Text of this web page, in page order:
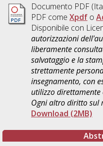
Documento PDF
PDF come Xpdfo
Disponibile con
autorizzazioni
liberamente
salvataggio e la
strettamente
insegnamento, con
utilizzo
Ogni altro diritto sul
Download (2MB)